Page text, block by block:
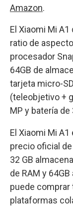
Amazon.
El Xiaomi Mi
ratio de
procesador
64GB de
tarjeta micro-
(teleobjetivo +
MP y batería de
El Xiaomi Mi A1
precio oficial de
32 GB
de RAM y
puede comprar
plataformas